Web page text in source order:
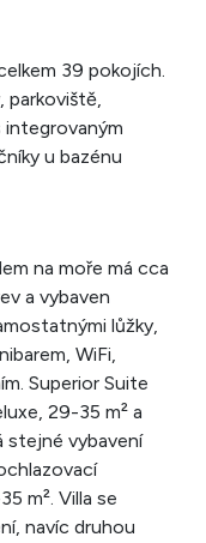
39 pokojích.
parkoviště,
integrovaným
u bazénu
na moře má cca
a vybaven
lůžky,
WiFi,
Superior Suite
29-35 m² a
stejné vybavení
m². Villa se
navíc druhou